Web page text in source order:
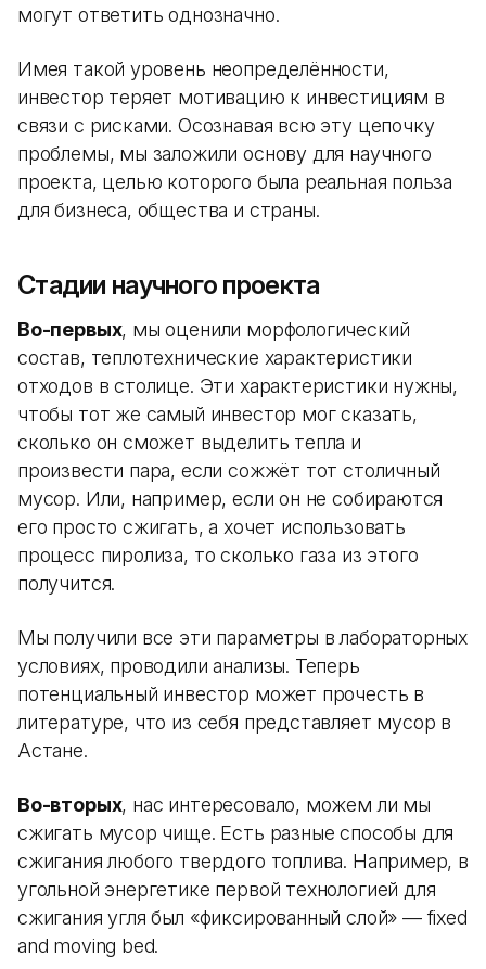
могут ответить однозначно.
Имея такой уровень неопределённости,
инвестор теряет мотивацию к инвестициям в
связи с рисками. Осознавая всю эту цепочку
проблемы, мы заложили основу для научного
проекта, целью которого была реальная польза
для бизнеса, общества и страны.
Стадии научного проекта
Во-первых, мы оценили морфологический
состав, теплотехнические характеристики
отходов в столице. Эти характеристики нужны,
чтобы тот же самый инвестор мог сказать,
сколько он сможет выделить тепла и
произвести пара, если сожжёт тот столичный
мусор. Или, например, если он не собираются
его просто сжигать, а хочет использовать
процесс пиролиза, то сколько газа из этого
получится.
Мы получили все эти параметры в лабораторных
условиях, проводили анализы. Теперь
потенциальный инвестор может прочесть в
литературе, что из себя представляет мусор в
Астане.
Во-вторых, нас интересовало, можем ли мы
сжигать мусор чище. Есть разные способы для
сжигания любого твердого топлива. Например, в
угольной энергетике первой технологией для
сжигания угля был «фиксированный слой» — fixed
and moving bed.